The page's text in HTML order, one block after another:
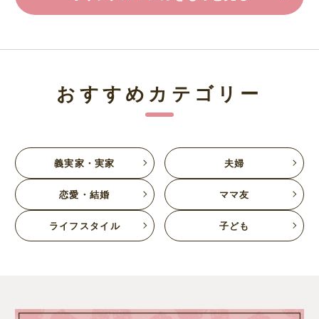
おすすめカテゴリー
義実家・実家 夫婦
恋愛・結婚 ママ友
ライフスタイル 子ども